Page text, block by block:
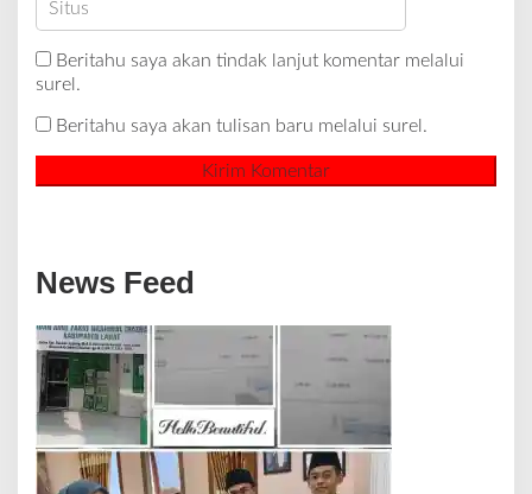
Beritahu saya akan tindak lanjut komentar melalui
surel.
Beritahu saya akan tulisan baru melalui surel.
News Feed